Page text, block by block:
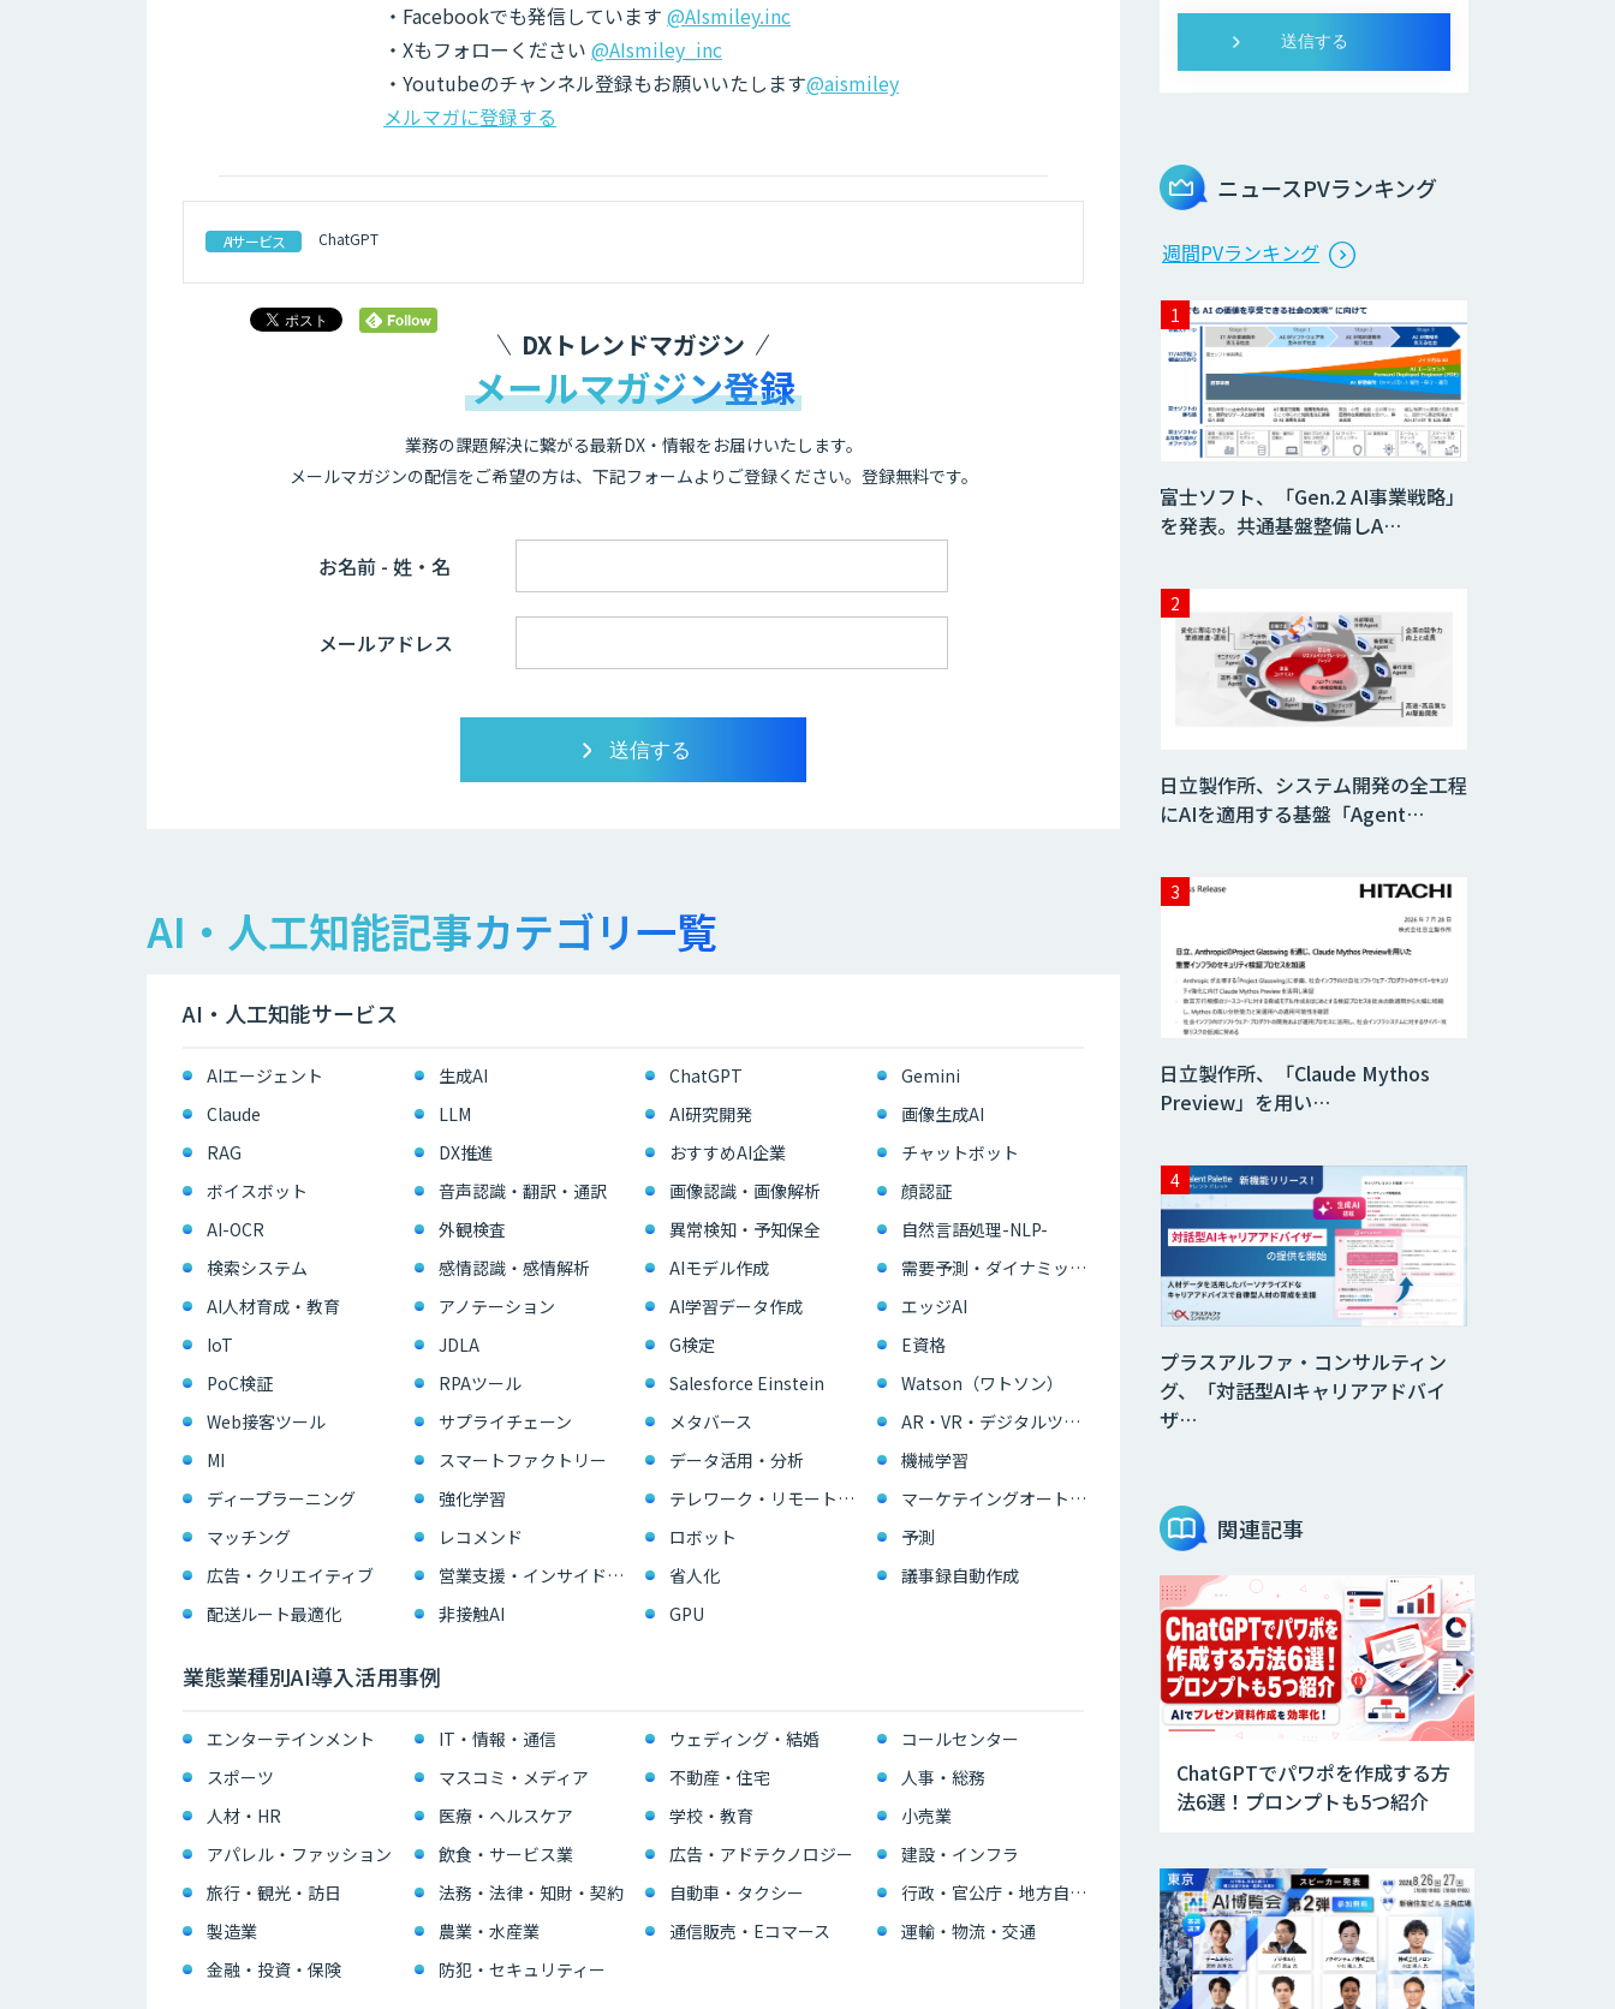
・Facebookでも発信しています @AIsmiley.inc
・Xもフォローください @AIsmiley_inc
・Youtubeのチャンネル登録もお願いいたします@aismiley
メルマガに登録する
AIサービス ChatGPT
DXトレンドマガジン
メールマガジン登録
業務の課題解決に繋がる最新DX・情報をお届けいたします。
メールマガジンの配信をご希望の方は、下記フォームよりご登録ください。登録無料です。
お名前 - 姓・名
メールアドレス
AI・人工知能記事カテゴリ一覧
AI・人工知能サービス
AIエージェント 生成AI ChatGPT
Gemini
Claude
LLM AI研究開発
画像生成AI
RAG
DX推進 おすすめAI企業
チャットボット
ボイスボット
音声認識・翻訳・通訳 画像認識・画像解析
顔認証
AI-OCR
外観検査 異常検知・予知保全
自然言語処理-NLP-
検索システム
感情認識・感情解析 AIモデル作成
需要予測・ダイナミックプライシング
AI人材育成・教育
アノテーション AI学習データ作成
エッジAI
IoT
JDLA G検定
E資格
PoC検証
RPAツール Salesforce Einstein
Watson（ワトソン）
Web接客ツール
サプライチェーン メタバース
AR・VR・デジタルツイン
MI
スマートファクトリー データ活用・分析
機械学習
ディープラーニング
強化学習 テレワーク・リモートワーク
マーケテイングオートメーション・MAツール
マッチング
レコメンド ロボット
予測
広告・クリエイティブ
営業支援・インサイドセールス 省人化
議事録自動作成
配送ルート最適化
非接触AI GPU
業態業種別AI導入活用事例
エンターテインメント IT・情報・通信 ウェディング・結婚
コールセンター
スポーツ
マスコミ・メディア 不動産・住宅
人事・総務
人材・HR
医療・ヘルスケア 学校・教育
小売業
アパレル・ファッション
飲食・サービス業 広告・アドテクノロジー
建設・インフラ
旅行・観光・訪日
法務・法律・知財・契約 自動車・タクシー
行政・官公庁・地方自治体
製造業
農業・水産業 通信販売・Eコマース
運輸・物流・交通
金融・投資・保険
防犯・セキュリティー
＜Dify活用＞AIエ
ージェントDRIVE
BASE」
WARP NEXT
LINE WORKS
AiNote
WAN-RECORD
Wanderlust RAG
コンシェルジュ
Dify導入支援
Dify開発支援
貴社専用ナレッジ
AI構築
SELFBOT AIエ
ージェント
HEROZ ASK
異常検知AI
需要予測＋業務最
適化AIシステム
imprai ezCheck
miibo
AI活用e-Learning
CAIWA Service
Viii（カイワサー
ビスヴィー）
ニュースPVランキング
週間PVランキング
富士ソフト、「Gen.2 AI事業戦略」
を発表。共通基盤整備しA…
日立製作所、システム開発の全工程
にAIを適用する基盤「Agent…
日立製作所、「Claude Mythos
Preview」を用い…
プラスアルファ・コンサルティン
グ、「対話型AIキャリアアドバイ
ザ…
関連記事
ChatGPTでパワポを作成する方
法6選！プロンプトも5つ紹介